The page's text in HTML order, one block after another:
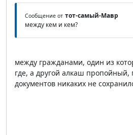
Сообщение от тот-самый-Мавр
между кем и кем?
между гражданами, один из
где, а другой алкаш пропойный,
документов никаких не